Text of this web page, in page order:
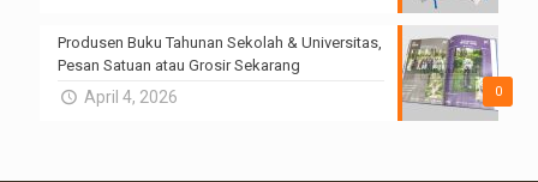
0
Produsen Buku Tahunan Sekolah & Universitas,
Pesan Satuan atau Grosir Sekarang
April 4, 2026